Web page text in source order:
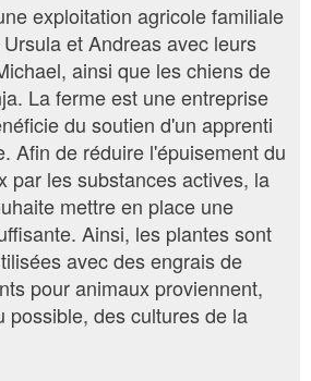
exploitation agricole familiale
et Andreas avec leurs
ainsi que les chiens de
La ferme est une entreprise
du soutien d'un apprenti
Afin de réduire l'épuisement du
par les substances actives, la
mettre en place une
Ainsi, les plantes sont
avec des engrais de
pour animaux proviennent,
possible, des cultures de la